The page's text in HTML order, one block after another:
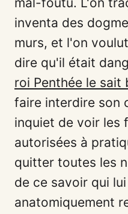
inventa des
murs, et l'on
dire qu'il était
roi Penthée le sait
faire interdire son
inquiet de voir les
autorisées à
quitter toutes les
de ce savoir qui
anatomiquement